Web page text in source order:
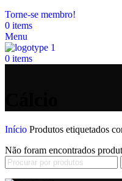
Torne-se membro!
0 items
Menu
0 items
Início Produtos etiquetados
Não foram encontrados